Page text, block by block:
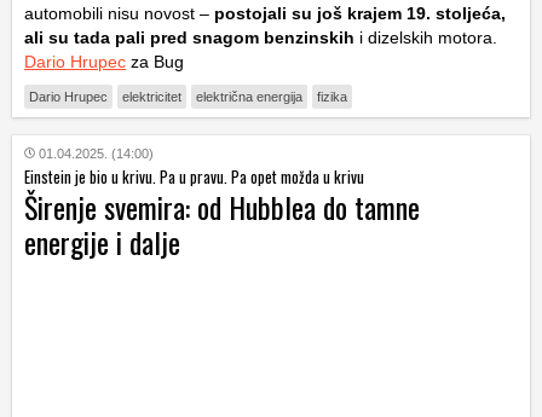
automobili nisu novost – postojali su još krajem 19. stoljeća,
ali su tada pali pred snagom benzinskih i dizelskih motora.
Dario Hrupec za Bug
Dario Hrupec elektricitet električna energija fizika
01.04.2025. (14:00)
Einstein je bio u krivu. Pa u pravu. Pa opet možda u krivu
Širenje svemira: od Hubblea do tamne
energije i dalje